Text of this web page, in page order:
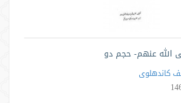
الله عنهم- حجم دو
کاندهلوی